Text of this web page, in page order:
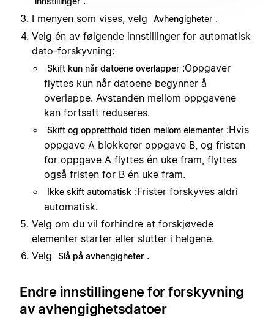
I menyen som vises, velg
Avhengigheter .
Velg én av følgende innstillinger for automatisk
dato-forskyvning:
Skift kun når datoene overlapper :Oppgaver
flyttes kun når datoene begynner å
overlappe. Avstanden mellom oppgavene
kan fortsatt reduseres.
Skift og oppretthold tiden mellom elementer :Hvis
oppgave A blokkerer oppgave B, og fristen
for oppgave A flyttes én uke fram, flyttes
også fristen for B én uke fram.
Ikke skift automatisk :Frister forskyves aldri
automatisk.
Velg om du vil forhindre at forskjøvede
elementer starter eller slutter i helgene.
Velg
Slå på avhengigheter .
Endre innstillingene for forskyvning
av avhengighetsdatoer